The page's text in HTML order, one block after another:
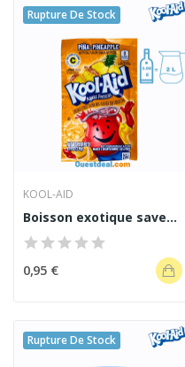
Rupture De Stock
KOOL-AID
Boisson exotique saveur ananas Kool-Aid 3,96g
0,95 €
Rupture De Stock